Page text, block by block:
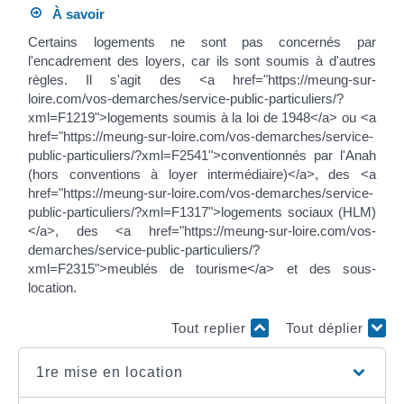
À savoir
Certains logements ne sont pas concernés par
l'encadrement des loyers, car ils sont soumis à d'autres
règles. Il s'agit des <a href="https://meung-sur-
loire.com/vos-demarches/service-public-particuliers/?
xml=F1219">logements soumis à la loi de 1948</a> ou <a
href="https://meung-sur-loire.com/vos-demarches/service-
public-particuliers/?xml=F2541">conventionnés par l'Anah
(hors conventions à loyer intermédiaire)</a>, des <a
href="https://meung-sur-loire.com/vos-demarches/service-
public-particuliers/?xml=F1317">logements sociaux (HLM)
</a>, des <a href="https://meung-sur-loire.com/vos-
demarches/service-public-particuliers/?
xml=F2315">meublés de tourisme</a> et des sous-
location.
Tout replier Tout déplier
1re mise en location